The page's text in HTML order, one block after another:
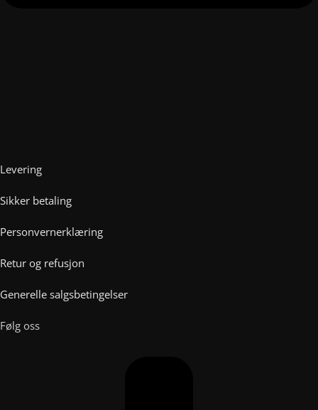
Levering
Sikker betaling
Personvernerklæring
Retur og refusjon
Generelle salgsbetingelser
Følg oss